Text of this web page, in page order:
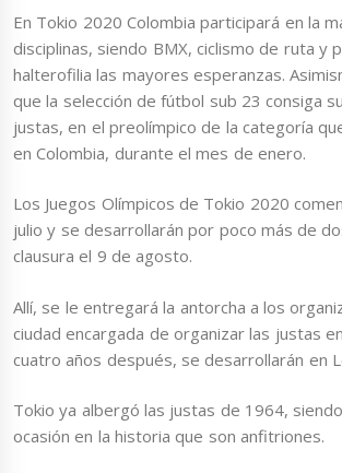
En Tokio 2020 Colombia participará en la
disciplinas, siendo BMX, ciclismo de ruta y
halterofilia las mayores esperanzas.
que la selección de fútbol sub 23 consiga
justas, en el preolímpico de la categoría
en Colombia, durante el mes de enero.
Los Juegos Olímpicos de Tokio 2020
julio y se desarrollarán por poco más de
clausura el 9 de agosto.
Allí, se le entregará la antorcha a los
ciudad encargada de organizar las justas
cuatro años después, se desarrollarán en
Tokio ya albergó las justas de 1964,
ocasión en la historia que son anfitriones.